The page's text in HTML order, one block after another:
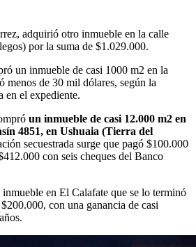
adquirió otro inmueble en la calle
por la suma de $1.029.000.
un inmueble de casi 1000 m2 en la
menos de 30 mil dólares, según la
en el expediente.
un inmueble de casi 12.000 m2 en
4851, en Ushuaia (Tierra del
secuestrada surge que pagó $100.000
con seis cheques del Banco
en El Calafate que se lo terminó
con una ganancia de casi